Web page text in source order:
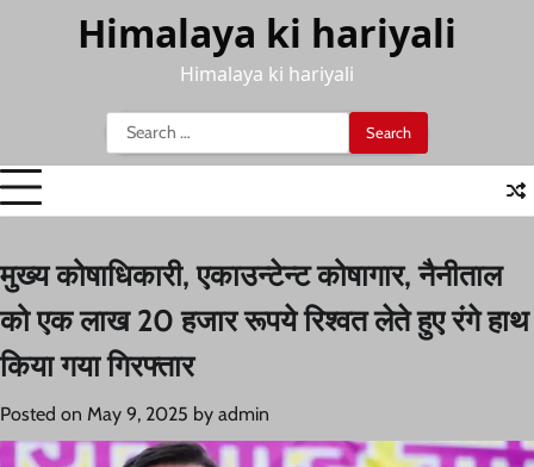
Himalaya ki hariyali
Himalaya ki hariyali
Search
for:
मुख्य कोषाधिकारी, एकाउन्टेन्ट कोषागार, नैनीताल
को एक लाख 20 हजार रूपये रिश्वत लेते हुए रंगे हाथ
किया गया गिरफ्तार
Posted on May 9, 2025 by admin